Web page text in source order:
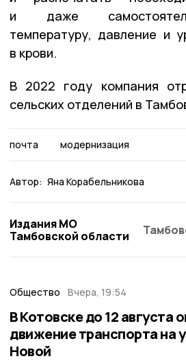
и даже
температуру, давление и
в крови.
В 2022 году компания
сельских отделений в
почта модернизация
Автор: Яна Корабельникова
Издания МО
Тамбовской области
Общество Вчера, 19:54
В Котовске до 12 августа
движение транспорта на
Новой